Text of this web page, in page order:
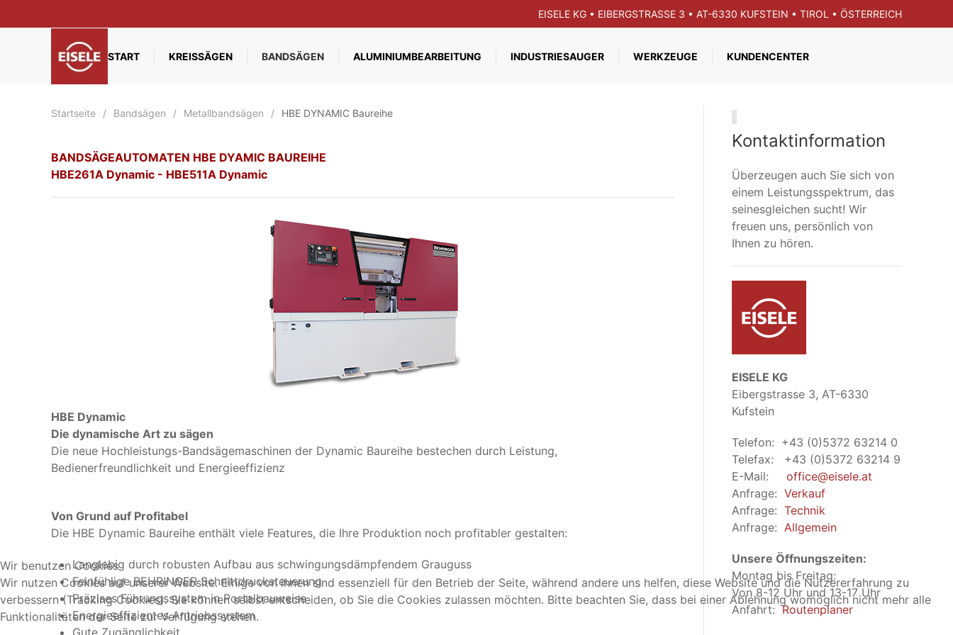
Zum Hauptinhalt springen
EISELE KG • EIBERGSTRASSE 3 • AT-6330 KUFSTEIN • TIROL • ÖSTERREICH
START KREISSÄGEN BANDSÄGEN ALUMINIUMBEARBEITUNG INDUSTRIESAUGER WERKZEUGE KUNDENCENTER
Startseite Bandsägen Metallbandsägen HBE DYNAMIC Baureihe
BANDSÄGEAUTOMATEN HBE DYAMIC BAUREIHE
HBE261A Dynamic - HBE511A Dynamic
HBE Dynamic
Die dynamische Art zu sägen
Die neue Hochleistungs-Bandsägemaschinen der Dynamic Baureihe bestechen durch Leistung,
Bedienerfreundlichkeit und Energieeffizienz
Von Grund auf Profitabel
Die HBE Dynamic Baureihe enthält viele Features, die Ihre Produktion noch profitabler gestalten:
Langlebig durch robusten Aufbau aus schwingungsdämpfendem Grauguss
Feinfühlige BEHRINGER Schnittdrucksteuerung
Präzises Führungssystem in Portalbauweise
Energieeffizientes Antriebssystem
Gute Zugänglichkeit
Kontaktinformation
Überzeugen auch Sie sich von
einem Leistungsspektrum, das
seinesgleichen sucht! Wir
freuen uns, persönlich von
Ihnen zu hören.
EISELE KG
Eibergstrasse 3, AT-6330
Kufstein
Telefon: +43 (0)5372 63214 0
Telefax: +43 (0)5372 63214 9
E-Mail: office@eisele.at
Anfrage: Verkauf
Anfrage: Technik
Anfrage: Allgemein
Unsere Öffnungszeiten:
Montag bis Freitag:
Von 8-12 Uhr und 13-17 Uhr
Anfahrt:Routenplaner
Wir benutzen Cookies
Wir nutzen Cookies auf unserer Website. Einige von ihnen sind essenziell für den Betrieb der Seite, während andere uns helfen, diese Website und die Nutzererfahrung zu
verbessern (Tracking Cookies). Sie können selbst entscheiden, ob Sie die Cookies zulassen möchten. Bitte beachten Sie, dass bei einer Ablehnung womöglich nicht mehr alle
Funktionalitäten der Seite zur Verfügung stehen.